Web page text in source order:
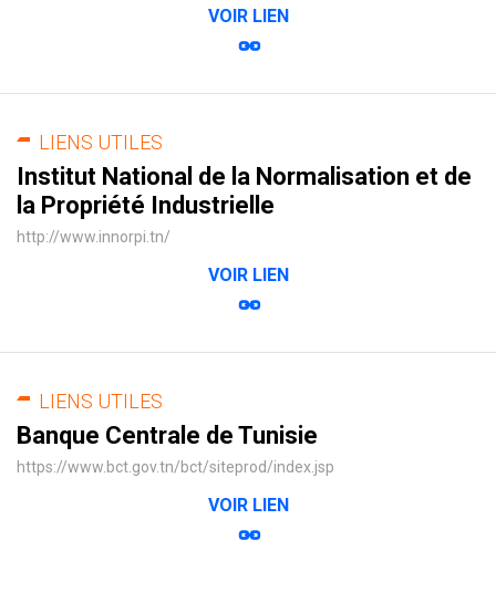
VOIR LIEN
LIENS UTILES
Institut National de la Normalisation et de
la Propriété Industrielle
http://www.innorpi.tn/
VOIR LIEN
LIENS UTILES
Banque Centrale de Tunisie
https://www.bct.gov.tn/bct/siteprod/index.jsp
VOIR LIEN